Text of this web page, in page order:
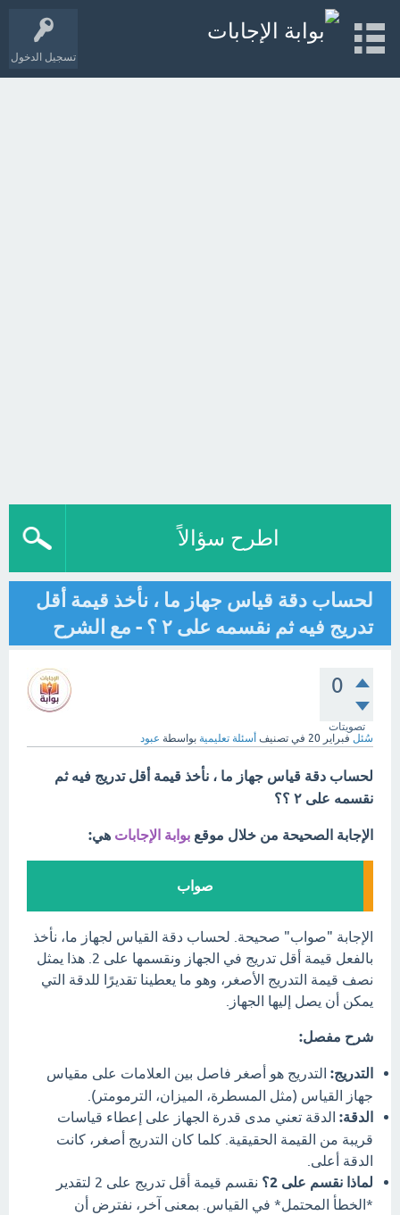
تسجيل الدخول
اطرح سؤالاً
لحساب دقة قياس جهاز ما ، نأخذ قيمة أقل
تدريج فيه ثم نقسمه على ٢ ؟ - مع الشرح
0
تصويتات
سُئل فبراير 20 في تصنيف أسئلة تعليمية بواسطة عبود
لحساب دقة قياس جهاز ما ، نأخذ قيمة أقل تدريج فيه ثم
نقسمه على ٢ ؟؟
الإجابة الصحيحة من خلال موقع بوابة الإجابات هي:
صواب
الإجابة "صواب" صحيحة. لحساب دقة القياس لجهاز ما، نأخذ
بالفعل قيمة أقل تدريج في الجهاز ونقسمها على 2. هذا يمثل
نصف قيمة التدريج الأصغر، وهو ما يعطينا تقديرًا للدقة التي
يمكن أن يصل إليها الجهاز.
شرح مفصل:
التدريج: التدريج هو أصغر فاصل بين العلامات على مقياس
جهاز القياس (مثل المسطرة، الميزان، الترمومتر).
الدقة: الدقة تعني مدى قدرة الجهاز على إعطاء قياسات
قريبة من القيمة الحقيقية. كلما كان التدريج أصغر، كانت
الدقة أعلى.
لماذا نقسم على 2؟
نقسم قيمة أقل تدريج على 2 لتقدير
*الخطأ المحتمل* في القياس. بمعنى آخر، نفترض أن